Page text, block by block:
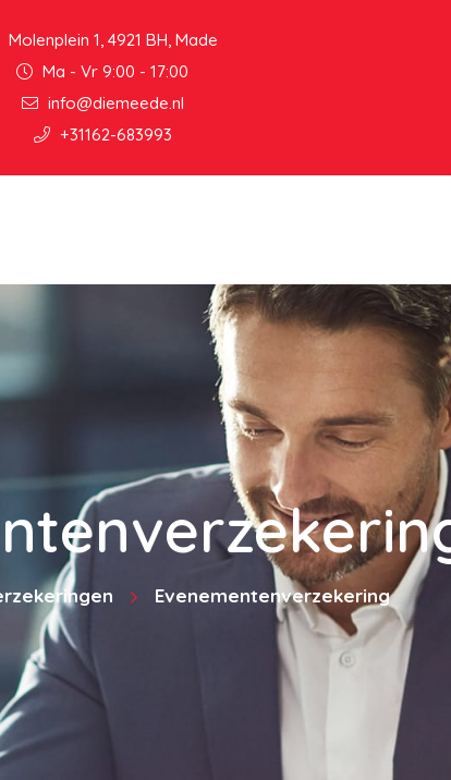
Molenplein 1, 4921 BH, Made
Ma - Vr 9:00 - 17:00
info@diemeede.nl
+31162-683993
Evenementenverzekering